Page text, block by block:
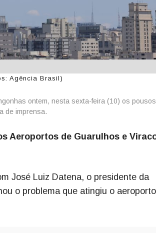
Agência Brasil)
ontem, nesta sexta-feira (10) os
de imprensa.
Aeroportos de Guarulhos e
José Luiz Datena, o presidente da
o problema que atingiu o aeroporto